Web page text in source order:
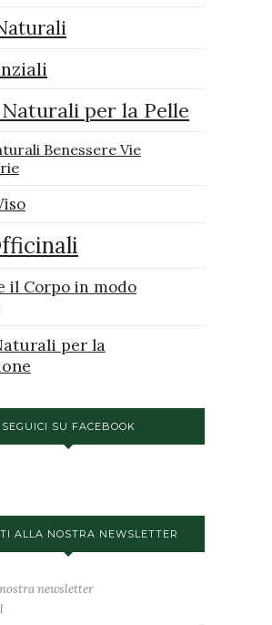
per la Pelle
Benessere Vie
il Corpo in modo
per la
SEGUICI SU FACEBOOK
ALLA NOSTRA NEWSLETTER
newsletter